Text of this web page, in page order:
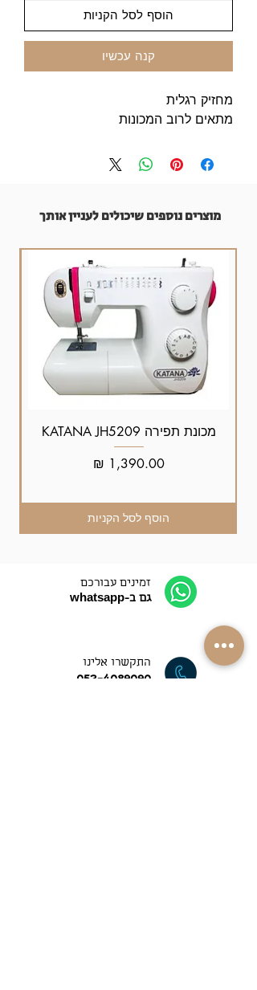
הוסף לסל הקניות
קנה עכשיו
מחזיק רגלית
מתאים לרוב המכונות
מוצרים נוספים שיכולים לעניין אותך
מכונת תפירה KATANA JH5209
מחיר‏1,390.00 ‏₪
הוסף לסל הקניות
זמינים עבורכם
גם ב-whatsapp
התקשרו אלינו
052-4089090